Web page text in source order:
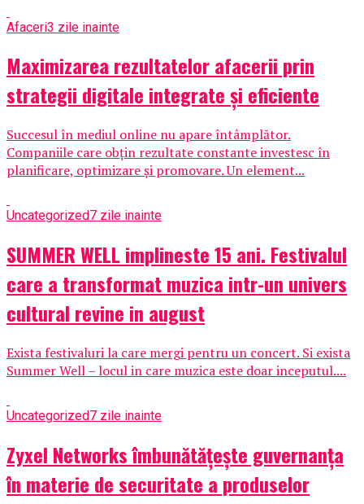
Afaceri3 zile inainte
Maximizarea rezultatelor afacerii prin
strategii digitale integrate și eficiente
Succesul în mediul online nu apare întâmplător.
Companiile care obțin rezultate constante investesc în
planificare, optimizare și promovare. Un element...
Uncategorized7 zile inainte
SUMMER WELL implineste 15 ani. Festivalul
care a transformat muzica intr-un univers
cultural revine in august
Exista festivaluri la care mergi pentru un concert. Si exista
Summer Well – locul in care muzica este doar inceputul....
Uncategorized7 zile inainte
Zyxel Networks îmbunătățește guvernanța
în materie de securitate a produselor